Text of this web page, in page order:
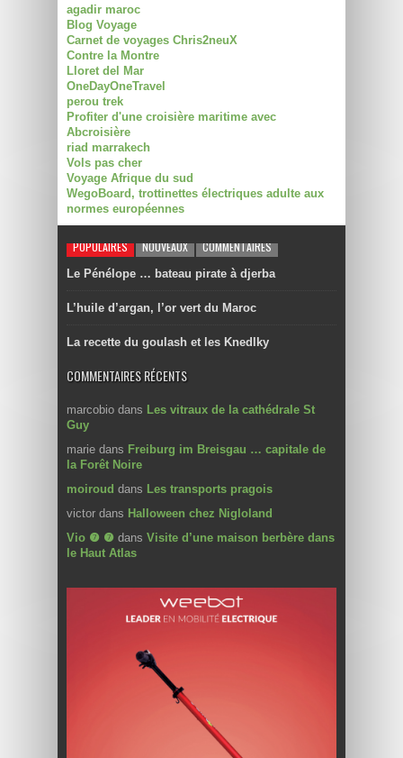
agadir maroc
Blog Voyage
Carnet de voyages Chris2neuX
Contre la Montre
Lloret del Mar
OneDayOneTravel
perou trek
Profiter d'une croisière maritime avec
Abcroisière
riad marrakech
Vols pas cher
Voyage Afrique du sud
WegoBoard, trottinettes électriques adulte aux
normes européennes
POPULAIRES NOUVEAUX COMMENTAIRES
Le Pénélope … bateau pirate à djerba
L’huile d’argan, l’or vert du Maroc
La recette du goulash et les Knedlky
COMMENTAIRES RÉCENTS
marcobio dans Les vitraux de la cathédrale St
Guy
marie dans Freiburg im Breisgau … capitale de
la Forêt Noire
moiroud dans Les transports pragois
victor dans Halloween chez Nigloland
Vio ❼ ❼ dans Visite d’une maison berbère dans
le Haut Atlas